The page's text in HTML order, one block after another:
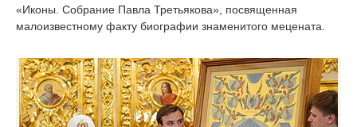
«Иконы. Собрание Павла Третьякова», посвященная
малоизвестному факту биографии знаменитого мецената.